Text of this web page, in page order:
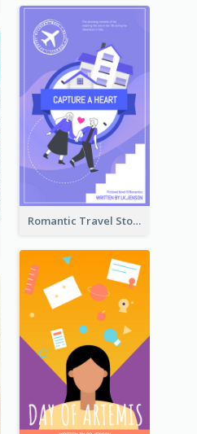
Romantic Travel Story Book Cover